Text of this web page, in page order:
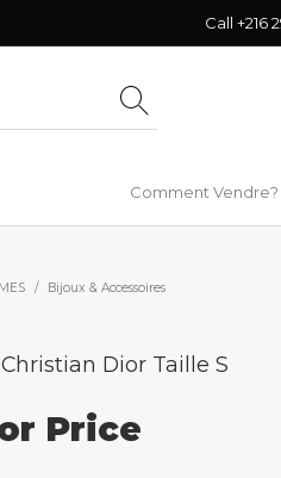
Call +216
Comment Vendre?
/ Bijoux & Accessoires
Dior Taille S
Price